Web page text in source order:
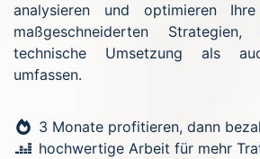
analysieren und optimieren
maßgeschneiderten
technische Umsetzung als
umfassen.
3 Monate profitieren, dann
hochwertige Arbeit für mehr